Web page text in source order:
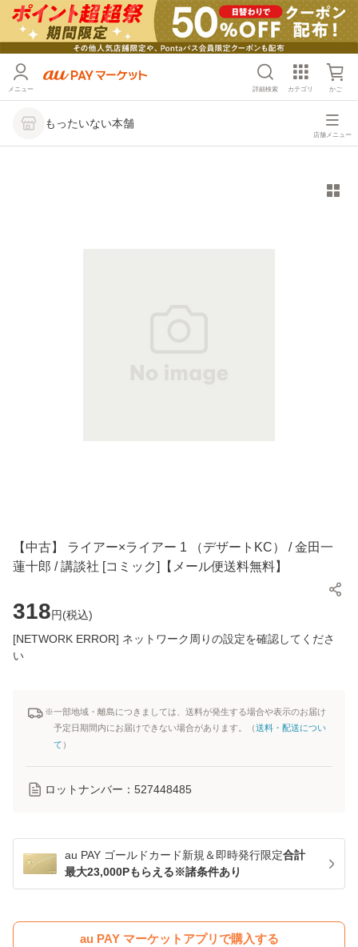
メニュー 詳細検索 カテゴリ かご
もったいない本舗
店舗メニュー
【中古】 ライアー×ライアー 1 （デザートKC） / 金田一
蓮十郎 / 講談社 [コミック]【メール便送料無料】
318円(税込)
[NETWORK ERROR] ネットワーク周りの設定を確認してくださ
い
※一部地域・離島につきましては、送料が発生する場合や表示のお届け
予定日期間内にお届けできない場合があります。（送料・配送につい
て ）
ロットナンバー： 527448485
au PAY ゴールドカード新規＆即時発行限定合計
最大23,000Pもらえる※諸条件あり
au PAY マーケットアプリで購入する